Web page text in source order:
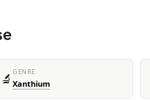
🔬 GENRE
Xanthium